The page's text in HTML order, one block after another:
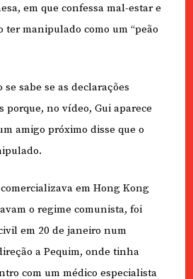
em que confessa mal-estar e
ter manipulado como um “peão
se sabe se as declarações
porque, no vídeo, Gui aparece
amigo próximo disse que o
em Hong Kong
o regime comunista, foi
em 20 de janeiro num
a Pequim, onde tinha
com um médico especialista